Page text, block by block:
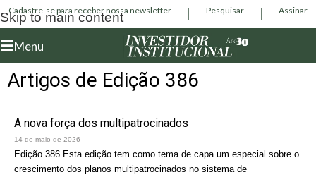
Skip to main content
Cadastre-se para receber nossa newsletter Pesquisar Assinar
Menu
Artigos de Edição 386
A nova força dos multipatrocinados
14 de maio de 2026
Edição 386 Esta edição tem como tema de capa um especial sobre o
crescimento dos planos multipatrocinados no sistema de